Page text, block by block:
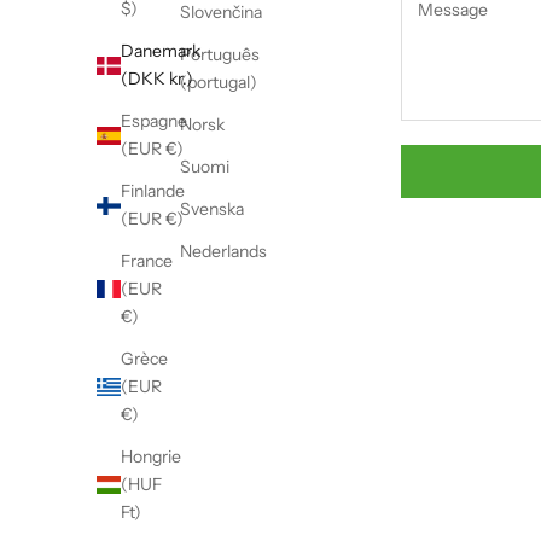
$)
Danemark
(DKK kr.)
Espagne
(EUR €)
Finlande
(EUR €)
France
(EUR
€)
Grèce
(EUR
€)
Hongrie
(HUF
Ft)
Slovenčina
Português
(portugal)
Norsk
Suomi
Svenska
Nederlands